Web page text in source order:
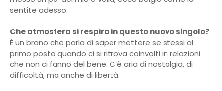
sentite adesso.
Che atmosfera si respira in questo nuovo singolo?
È un brano che parla di saper mettere se stessi al
primo posto quando ci si ritrova coinvolti in relazioni
che non ci fanno del bene. C’è aria di nostalgia, di
difficoltà, ma anche di libertà.